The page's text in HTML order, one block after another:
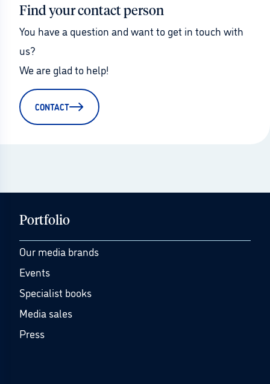
Find your contact person
You have a question and want to get in touch with
us?
We are glad to help!
CONTACT
Portfolio
Our media brands
Events
Specialist books
Media sales
Press